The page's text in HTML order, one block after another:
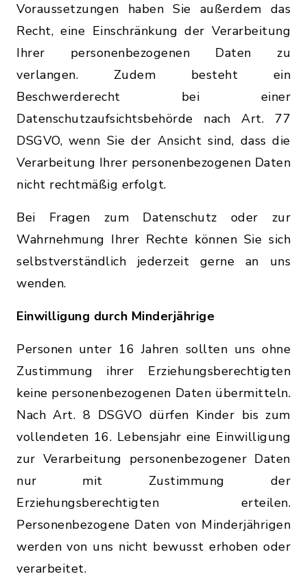
Voraussetzungen haben Sie außerdem das
Recht, eine Einschränkung der Verarbeitung
Ihrer personenbezogenen Daten zu
verlangen. Zudem besteht ein
Beschwerderecht bei einer
Datenschutzaufsichtsbehörde nach Art. 77
DSGVO, wenn Sie der Ansicht sind, dass die
Verarbeitung Ihrer personenbezogenen Daten
nicht rechtmäßig erfolgt.
Bei Fragen zum Datenschutz oder zur
Wahrnehmung Ihrer Rechte können Sie sich
selbstverständlich jederzeit gerne an uns
wenden.
Einwilligung durch Minderjährige
Personen unter 16 Jahren sollten uns ohne
Zustimmung ihrer Erziehungsberechtigten
keine personenbezogenen Daten übermitteln.
Nach Art. 8 DSGVO dürfen Kinder bis zum
vollendeten 16. Lebensjahr eine Einwilligung
zur Verarbeitung personenbezogener Daten
nur mit Zustimmung der
Erziehungsberechtigten erteilen.
Personenbezogene Daten von Minderjährigen
werden von uns nicht bewusst erhoben oder
verarbeitet.